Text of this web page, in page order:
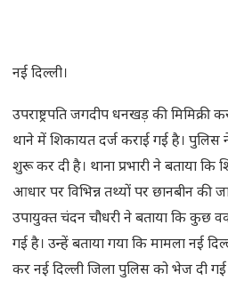
नई दिल्ली।
उपराष्ट्रपति जगदीप धनखड़ की
थाने में शिकायत दर्ज कराई गई है।
शुरू कर दी है। थाना प्रभारी ने बताया
आधार पर विभिन्न तथ्यों पर छानबीन की
उपायुक्त चंदन चौधरी ने बताया कि कुछ
गई है। उन्हें बताया गया कि मामला नई
कर नई दिल्ली जिला पुलिस को भेज दी गई